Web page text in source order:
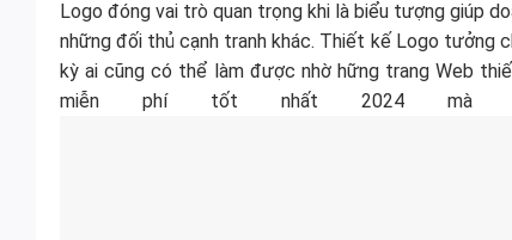
Logo đóng vai trò quan trọng khi là biểu tượng giúp
những đối thủ cạnh tranh khác. Thiết kế Logo tưởng
kỳ ai cũng có thể làm được nhờ hững trang Web
miễn phí tốt nhất 2024 mà